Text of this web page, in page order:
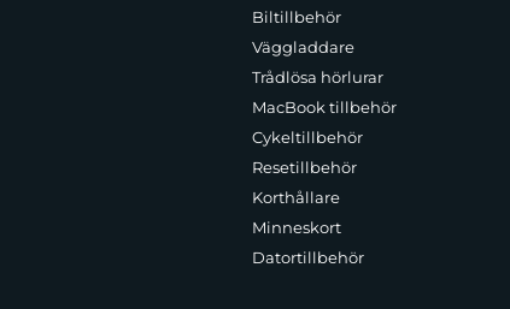
Biltillbehör
Väggladdare
Trådlösa hörlurar
MacBook tillbehör
Cykeltillbehör
Resetillbehör
Korthållare
Minneskort
Datortillbehör